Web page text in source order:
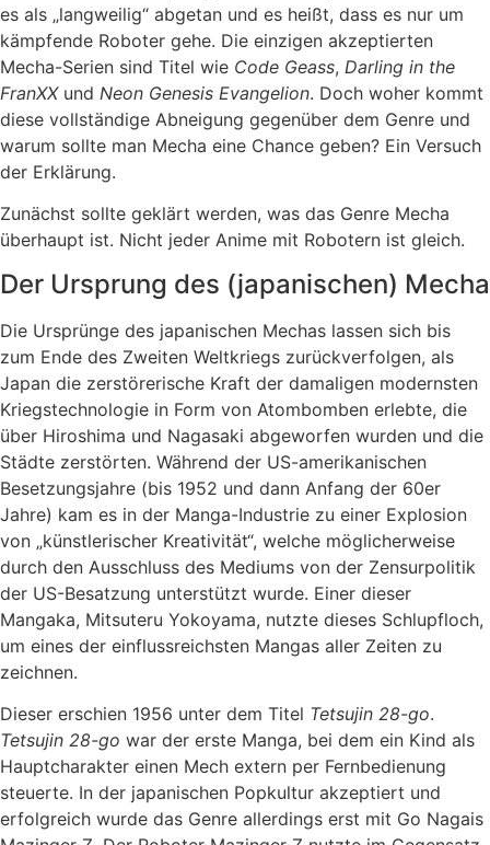
es als „langweilig“ abgetan und es heißt, dass es nur um
kämpfende Roboter gehe. Die einzigen akzeptierten
Mecha-Serien sind Titel wie Code Geass, Darling in the
FranXXund Neon Genesis Evangelion. Doch woher kommt
diese vollständige Abneigung gegenüber dem Genre und
warum sollte man Mecha eine Chance geben? Ein Versuch
der Erklärung.
Zunächst sollte geklärt werden, was das Genre Mecha
überhaupt ist. Nicht jeder Anime mit Robotern ist gleich.
Der Ursprung des (japanischen) Mecha
Die Ursprünge des japanischen Mechas lassen sich bis
zum Ende des Zweiten Weltkriegs zurückverfolgen, als
Japan die zerstörerische Kraft der damaligen modernsten
Kriegstechnologie in Form von Atombomben erlebte, die
über Hiroshima und Nagasaki abgeworfen wurden und die
Städte zerstörten. Während der US-amerikanischen
Besetzungsjahre (bis 1952 und dann Anfang der 60er
Jahre) kam es in der Manga-Industrie zu einer Explosion
von „künstlerischer Kreativität“, welche möglicherweise
durch den Ausschluss des Mediums von der Zensurpolitik
der US-Besatzung unterstützt wurde. Einer dieser
Mangaka, Mitsuteru Yokoyama, nutzte dieses Schlupfloch,
um eines der einflussreichsten Mangas aller Zeiten zu
zeichnen.
Dieser erschien 1956 unter dem Titel Tetsujin 28-go.
Tetsujin 28-go war der erste Manga, bei dem ein Kind als
Hauptcharakter einen Mech extern per Fernbedienung
steuerte. In der japanischen Popkultur akzeptiert und
erfolgreich wurde das Genre allerdings erst mit Go Nagais